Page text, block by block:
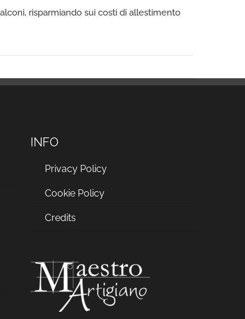
risparmiando sui costi di allestimento
INFO
Privacy Policy
Cookie Policy
Credits